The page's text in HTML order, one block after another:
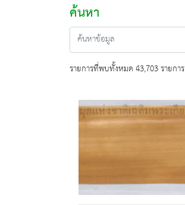
ค้นหา
รายการที่พบทั้งหมด 43,703 รายการ